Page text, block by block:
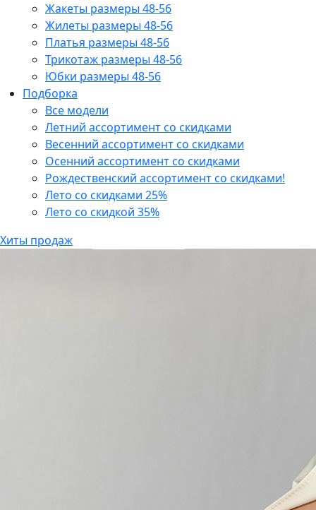
Жакеты размеры 48-56
Жилеты размеры 48-56
Платья размеры 48-56
Трикотаж размеры 48-56
Юбки размеры 48-56
Подборка
Все модели
Летний ассортимент со скидками
Весенний ассортимент со скидками
Осенний ассортимент со скидками
Рождественский ассортимент со скидками!
Лето со скидками 25%
Лето со скидкой 35%
Хиты продаж